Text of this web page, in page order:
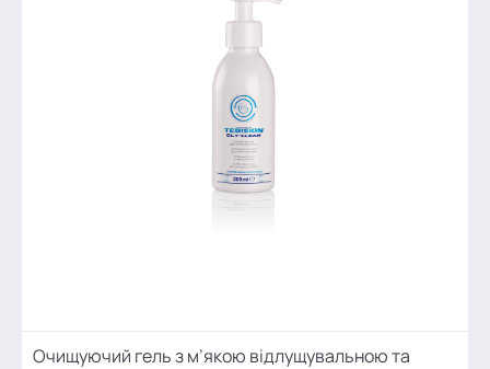
Очищуючий гель з м’якою відлущувальною та